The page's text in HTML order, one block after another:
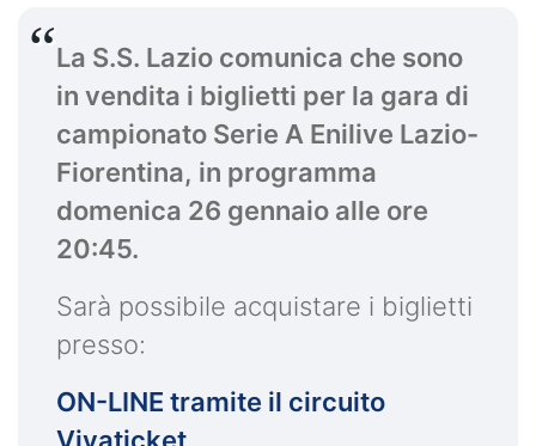
La S.S. Lazio comunica che sono
in vendita i biglietti per la gara di
campionato Serie A Enilive Lazio-
Fiorentina, in programma
domenica 26 gennaio alle ore
20:45.
Sarà possibile acquistare i biglietti
presso:
ON-LINE tramite il circuito
Vivaticket